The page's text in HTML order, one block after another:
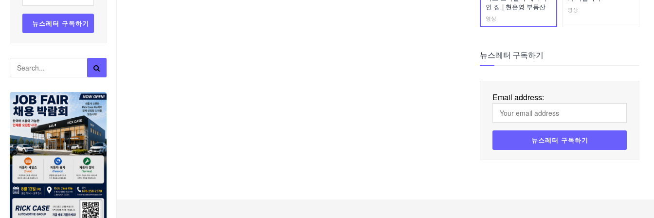
인 집 | 현은영 부동산
영상
영상
뉴스레터 구독하기
Email address: